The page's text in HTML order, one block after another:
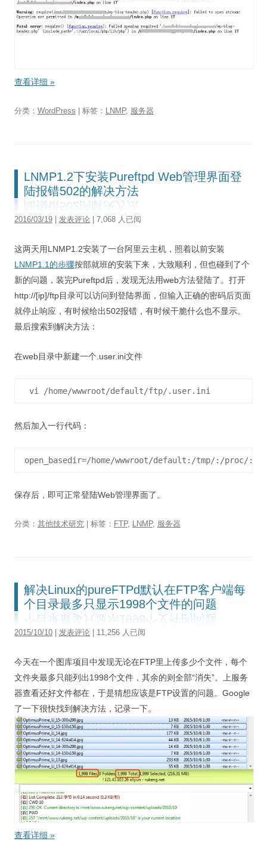
查看详细 »
分类： WordPress | 标签： LNMP, 服务器
LNMP1.2下安装Pureftpd Web管理界面登
陆报错502的解决方法
2016/03/19 发表评论 | 7,068 人已阅
这两天用LNMP1.2安装了一台阿里云主机，照着以前安装
LNMP1.1的步骤按部就班的安装下来，大致顺利，但也碰到了个
新的问题，装完Pureftpd后，发现无法用web方法登陆了。打开
http://[ip]/ftp目录可以访问到登陆界面，但输入正确的密码后页面
就停止响应，有时候给出502报错，有时候干脆什么也不显示。
最后搜索到解决方法：
在web目录中新建一个.user.ini文件
vi /home/wwwroot/default/ftp/.user.ini
然后加入一行代码：
open_basedir=/home/wwwroot/default:/tmp/:/proc/:/
保存后，即可正常登陆Web管理界面了。
分类： 其他技术研究 | 标签： FTP, LNMP, 服务器
解决Linux的pureFTPd默认在FTP客户端每
个目录最多只显示1998个文件的问题
2015/10/10 发表评论 | 11,256 人已阅
今天在一个图库项目中发现无论在FTP里上传多少个文件，每个
文件夹最多只能列出1998个文件，其余的则全部“消失”。上服务
器查看还好文件都在，于是猜想应该是FTP设置的问题。Google
了一下很快找到解决方法，记录一下。
查看详细 »